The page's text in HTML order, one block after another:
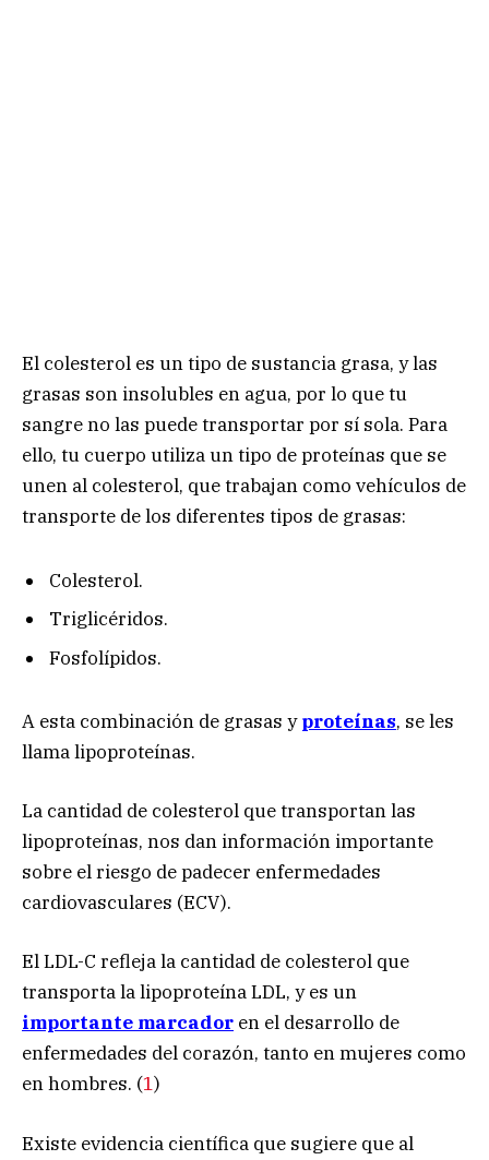
El colesterol es un tipo de sustancia grasa, y las
grasas son insolubles en agua, por lo que tu
sangre no las puede transportar por sí sola. Para
ello, tu cuerpo utiliza un tipo de proteínas que se
unen al colesterol, que trabajan como vehículos de
transporte de los diferentes tipos de grasas:
Colesterol.
Triglicéridos.
Fosfolípidos.
A esta combinación de grasas yproteínas, se les
llama lipoproteínas.
La cantidad de colesterol que transportan las
lipoproteínas, nos dan información importante
sobre el riesgo de padecer enfermedades
cardiovasculares (ECV).
El LDL-C refleja la cantidad de colesterol que
transporta la lipoproteína LDL, y es un
importante marcador en el desarrollo de
enfermedades del corazón, tanto en mujeres como
en hombres. (1)
Existe evidencia científica que sugiere que al